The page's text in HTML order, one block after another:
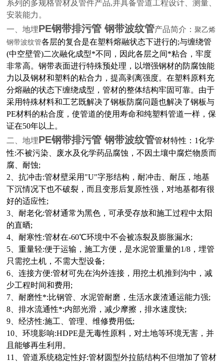
系列的多规格管材及管件产品,并具备管道工程设计、测量、
安装能力。
一、地埋PE钢带排污管 钢带波纹管产品简介：聚乙烯
钢带波纹管各层的复合是在塑料熔融状态下进行的;与缠绕管
(中空壁管)二次融化成型*不同，因此各层之间*粘合，牢度
非常高。钢带表面进行特殊预处理，以增强钢材的防腐蚀能
力以及钢材和塑料的粘合力，提高剥离强度。在塑料原料充
分熔融的状态下缠绕成型，管材的整体结构牢固可靠。由于
采用特殊材料和工艺既解决了钢板防腐问题也解决了钢板与
PE材料的粘合度，使管道的使用寿命和纯塑料管道一样，保
证在50年以上。
二、地埋PE钢带排污管 钢带波纹管管材特性：1化学
性:不被污染、废水及化学药品腐蚀，不因土壤中腐烂物质而
腐、耐蚀;
2、抗冲击:管材壁采用"U"字形结构，耐冲击、耐压，地基
下沉情况下也不破裂，而且变形后复原性强，对地基都有很
好的适应性;
3、耐老化:管材通常为黑色，可承受存放和施工过程中太阳
的直晒;
4、耐寒性:管材在-60℃环境中不会被冻裂及膨胀漏水;
5、重量轻:便于运输，施工方便，是水泥管重量的1/8，埋管
只需挖土机，不需大型设备;
6、连接方便:管材可先在沟外连接，用挖土机推到沟中，减
少工程时间和费用;
7、耐磨性*:比钢管、水泥管耐磨，生活水废渣通运能力强;
8、排水流通性*:内部光滑，减少摩擦，排水速度快;
9、经济性:施工、管理、维修费用低;
10、环境影响:HDPE是无毒性原料，对土地等环境无害，并
且能够再生利用。
11、管道系统稳定性好:管材圆型外拉筋结构不但增加了管材